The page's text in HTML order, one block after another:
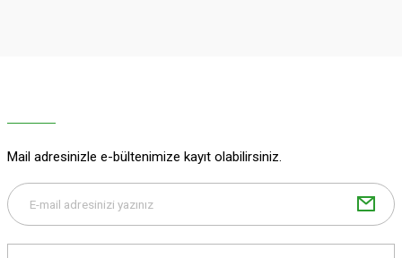
Gönder
Mail adresinizle e-bültenimize kayıt olabilirsiniz.